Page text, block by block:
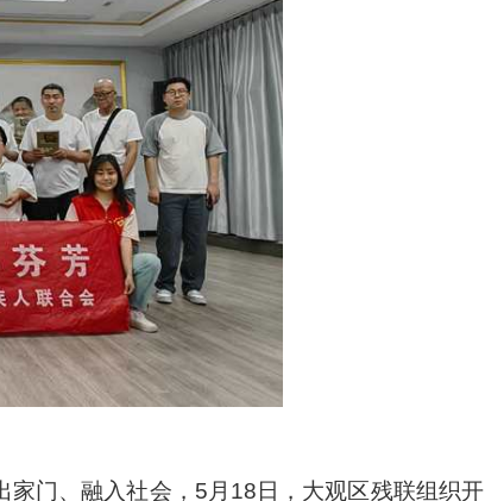
门、融入社会，5月18日，大观区残联组织开